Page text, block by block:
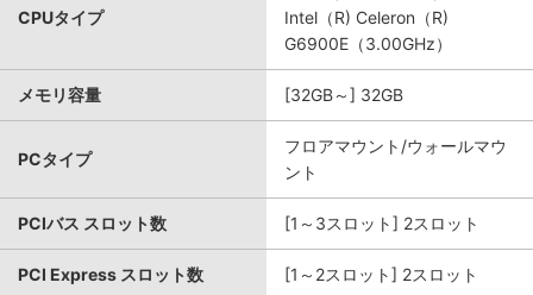
CPUタイプ
Intel（R) Celeron（R)
G6900E（3.00GHz）
メモリ容量 [32GB～] 32GB
PCタイプ
フロアマウント/ウォールマウ
ント
PCIバス スロット数 [1～3スロット] 2スロット
PCI Express スロット数 [1～2スロット] 2スロット